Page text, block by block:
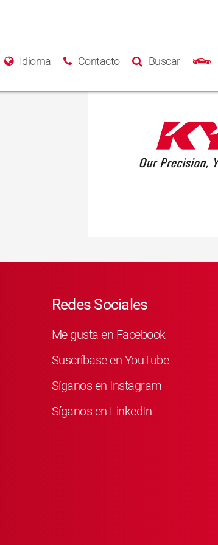
Idioma Contacto Buscar
Redes Sociales
Me gusta en Facebook
Suscríbase en YouTube
Síganos en Instagram
Síganos en LinkedIn